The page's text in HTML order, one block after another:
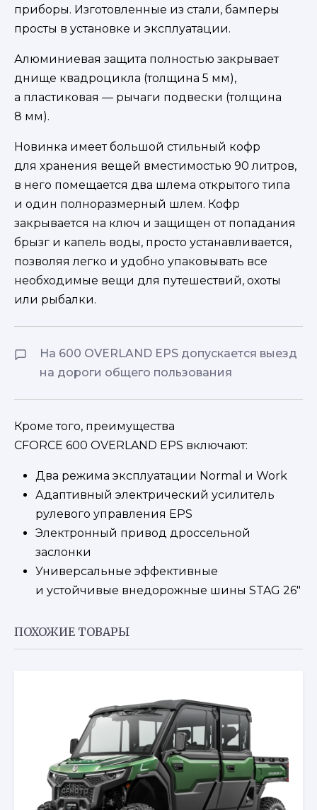
приборы. Изготовленные из стали, бамперы
просты в установке и эксплуатации.
Алюминиевая защита полностью закрывает
днище квадроцикла (толщина 5 мм),
а пластиковая — рычаги подвески (толщина
8 мм).
Новинка имеет большой стильный кофр
для хранения вещей вместимостью 90 литров,
в него помещается два шлема открытого типа
и один полноразмерный шлем. Кофр
закрывается на ключ и защищен от попадания
брызг и капель воды, просто устанавливается,
позволяя легко и удобно упаковывать все
необходимые вещи для путешествий, охоты
или рыбалки.
На 600 OVERLAND EPS допускается выезд
на дороги общего пользования
Кроме того, преимущества
CFORCE 600 OVERLAND EPS включают:
Два режима эксплуатации Normal и Work
Адаптивный электрический усилитель
рулевого управления EPS
Электронный привод дроссельной
заслонки
Универсальные эффективные
и устойчивые внедорожные шины STAG 26″
ПОХОЖИЕ ТОВАРЫ